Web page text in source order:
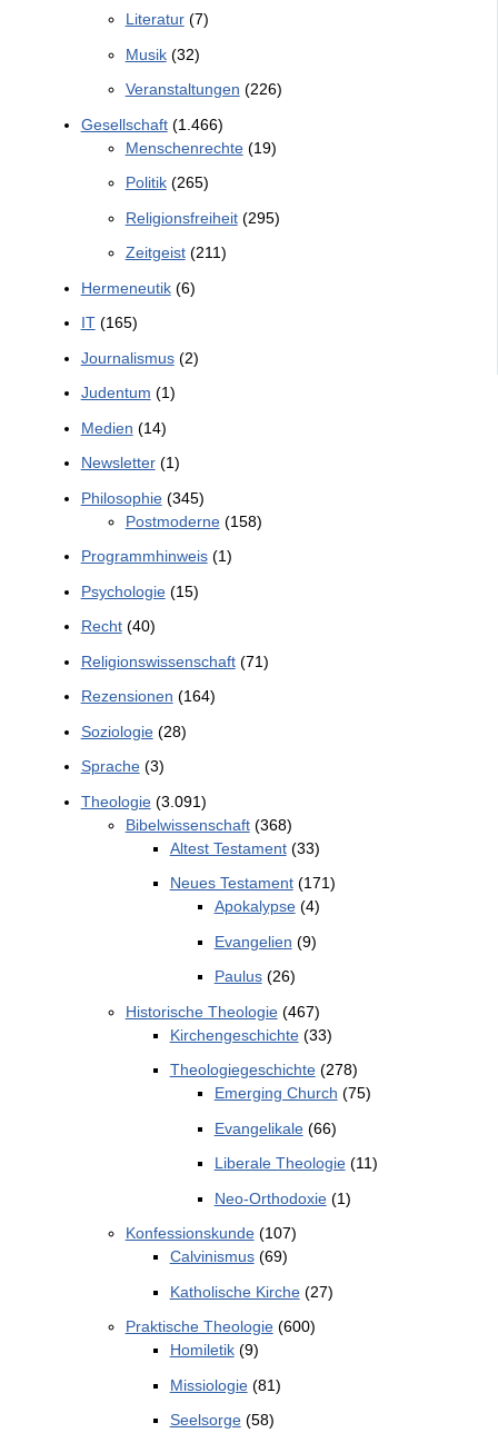
Literatur(7)
Musik(32)
Veranstaltungen (226)
Gesellschaft(1.466)
Menschenrechte(19)
Politik(265)
Religionsfreiheit(295)
Zeitgeist(211)
Hermeneutik(6)
IT(165)
Journalismus(2)
Judentum (1)
Medien (14)
Newsletter(1)
Philosophie(345)
Postmoderne(158)
Programmhinweis(1)
Psychologie(15)
Recht(40)
Religionswissenschaft(71)
Rezensionen (164)
Soziologie(28)
Sprache(3)
Theologie(3.091)
Bibelwissenschaft(368)
Altest Testament(33)
Neues Testament(171)
Apokalypse(4)
Evangelien (9)
Paulus(26)
Historische Theologie(467)
Kirchengeschichte(33)
Theologiegeschichte(278)
Emerging Church (75)
Evangelikale(66)
Liberale Theologie(11)
Neo-Orthodoxie(1)
Konfessionskunde(107)
Calvinismus(69)
Katholische Kirche(27)
Praktische Theologie(600)
Homiletik(9)
Missiologie(81)
Seelsorge(58)